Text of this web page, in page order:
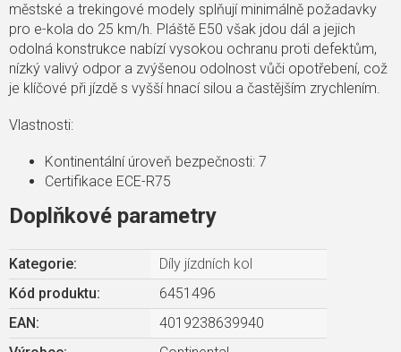
městské a trekingové modely splňují minimálně požadavky
pro e-kola do 25 km/h. Pláště E50 však jdou dál a jejich
odolná konstrukce nabízí vysokou ochranu proti defektům,
nízký valivý odpor a zvýšenou odolnost vůči opotřebení, což
je klíčové při jízdě s vyšší hnací silou a častějším zrychlením.
Vlastnosti:
Kontinentální úroveň bezpečnosti: 7
Certifikace ECE-R75
Doplňkové parametry
Kategorie:
Díly jízdních kol
Kód produktu:
6451496
EAN :
4019238639940